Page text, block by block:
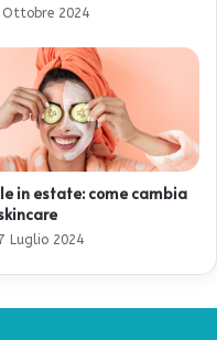
Ottobre 2024
in estate: come cambia
Luglio 2024